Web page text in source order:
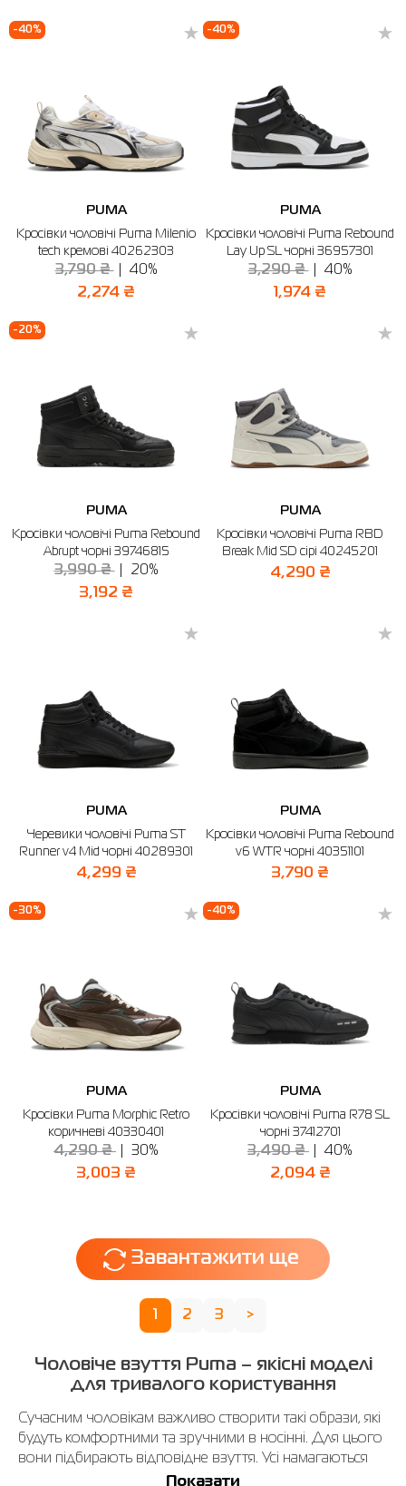
-40%
PUMA
Кросівки чоловічі Puma Milenio
tech кремові 40262303
3,790 ₴ 40%
2,274 ₴
-40%
PUMA
Кросівки чоловічі Puma Rebound
Lay Up SL чорні 36957301
3,290 ₴ 40%
1,974 ₴
-20%
PUMA
Кросівки чоловічі Puma Rebound
Abrupt чорні 39746815
3,990 ₴ 20%
3,192 ₴
PUMA
Кросівки чоловічі Puma RBD
Break Mid SD сірі 40245201
4,290 ₴
PUMA
Черевики чоловічі Puma ST
Runner v4 Mid чорні 40289301
4,299 ₴
PUMA
Кросівки чоловічі Puma Rebound
v6 WTR чорні 40351101
3,790 ₴
-30%
PUMA
Кросівки Puma Morphic Retro
коричневі 40330401
4,290 ₴ 30%
3,003 ₴
-40%
PUMA
Кросівки чоловічі Puma R78 SL
чорні 37412701
3,490 ₴ 40%
2,094 ₴
Завантажити ще
2 3 >
Чоловіче взуття Puma – якісні моделі
для тривалого користування
Сучасним чоловікам важливо створити такі образи, які
будуть комфортними та зручними в носінні. Для цього
вони підбирають відповідне взуття. Усі намагаються
віддавати перевагу універсальним моделям, які можна
Показати